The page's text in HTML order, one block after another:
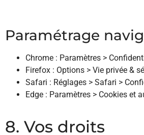
Paramétrage
Chrome : Paramètres >
Firefox : Options > Vie privée &
Safari : Réglages > Safari >
Edge : Paramètres > Cookies et
8. Vos droits